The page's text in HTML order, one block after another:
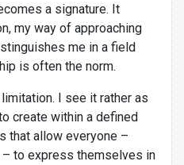
a signature. It
my way of approaching
me in a field
is often the norm.
I see it rather as
create within a defined
that allow everyone –
to express themselves in